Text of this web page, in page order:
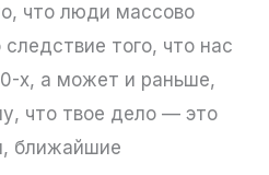
что люди массово
того, что нас
х, а может и раньше,
что твое дело — это
ближайшие